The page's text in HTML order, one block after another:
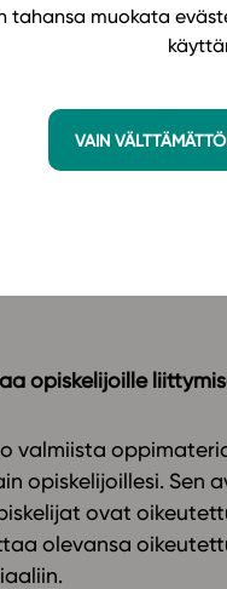
tahansa muokata
VAIN
ei vielä ole niitä.
rekisteröinnit
aktivoineet
mikäli se on
käyttäjiksi tai
opiskelijoille
valmiista
opiskelijoillesi. Sen
ovat
olevansa